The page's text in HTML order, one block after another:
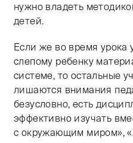
нужно владеть
детей.
Если же во время урока
слепому ребенку
системе, то остальные
лишаются внимания
безусловно, есть
эффективно изучать
с окружающим миром»,